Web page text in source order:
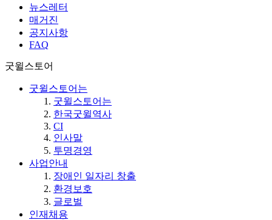
뉴스레터
매거진
공지사항
FAQ
굿윌스토어
굿윌스토어는
굿윌스토어는
한국굿윌역사
CI
인사말
투명경영
사업안내
장애인 일자리 창출
환경보호
글로벌
인재채용